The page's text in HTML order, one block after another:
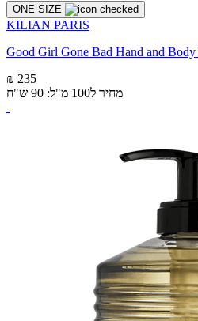
ONE SIZE
KILIAN PARIS
Good Girl Gone Bad Hand and
₪ 235
מחיר ל100 מ"ל: 90 ש"ח